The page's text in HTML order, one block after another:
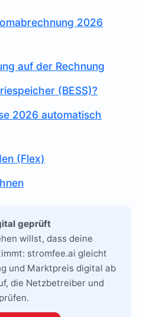
2026
auf der Rechnung
(BESS)?
2026 automatisch
(Flex)
geprüft
willst, dass deine
stromfee.ai gleicht
und Marktpreis digital ab
die Netzbetreiber und